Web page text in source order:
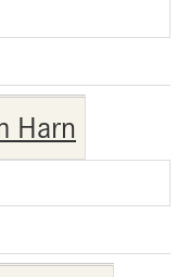
Harn